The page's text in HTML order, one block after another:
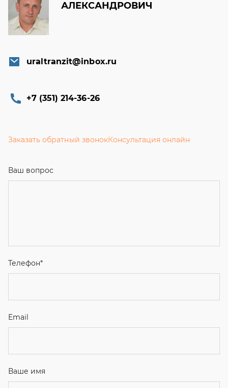
АЛЕКСАНДРОВИЧ
uraltranzit@inbox.ru
+7 (351) 214-36-26
Заказать обратный звонокКонсультация онлайн
Ваш вопрос